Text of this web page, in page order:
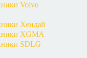
Volvo
Хендай
XGMA
SDLG